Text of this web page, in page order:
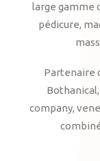
large gamme
pédicure,
Partenaire
company,